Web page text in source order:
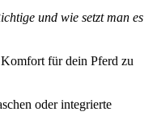
und wie setzt man es
für dein Pferd zu
oder integrierte